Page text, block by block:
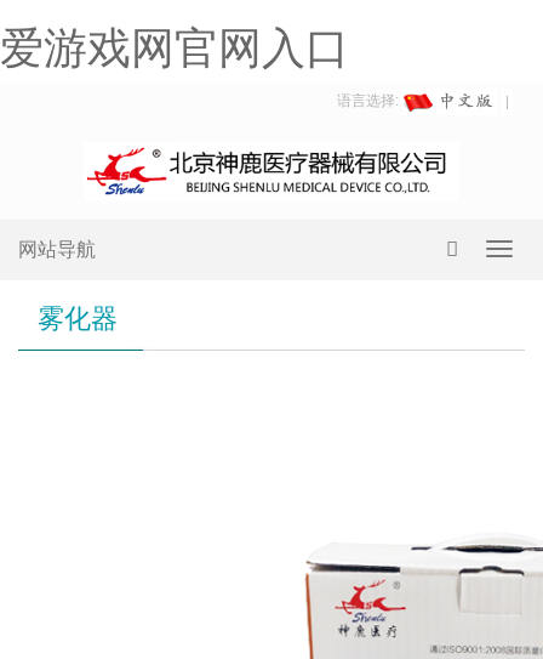
爱游戏网官网入口
语言选择:
网站导航
雾化器